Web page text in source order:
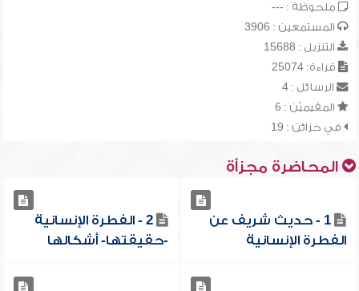
ملحوظة : ---
المستمعين : 3906
التنزيل : 15688
قراءة: 25074
الرسائل : 4
المقيميّن : 6
في خزائن : 19
المحاضرة مجزأة
1 - حديث شريف عن
الفطرة الإنسانية
2 - الفطرة الإنسانية
-حقيقتها- أشكالها